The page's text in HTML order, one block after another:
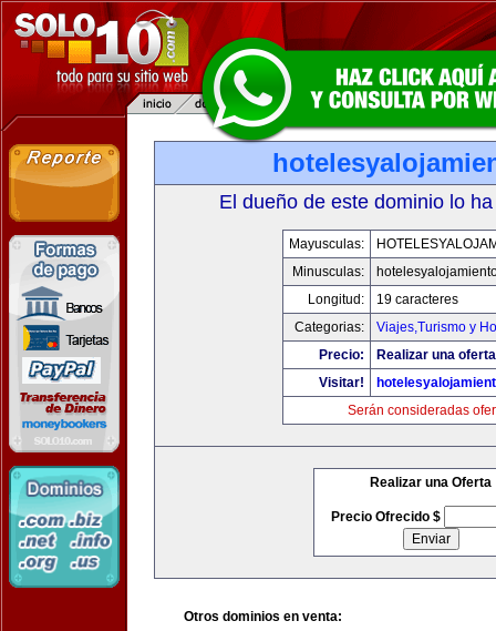
El dueño de este dominio lo
Mayusculas:
Minusculas:
Longitud:
19 caracteres
Categorias:
Viajes,Turismo y
Precio:
Realizar una
Visitar!
Serán consideradas
Realizar una Oferta
Precio Ofrecido $
Otros dominios en venta: